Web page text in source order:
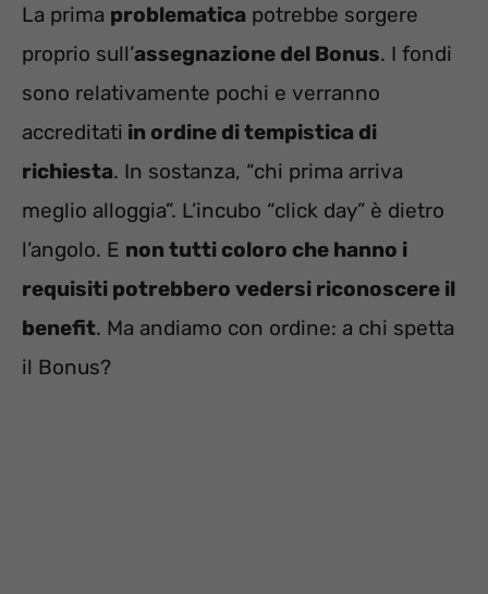
La prima problematica potrebbe sorgere
proprio sull’assegnazione del Bonus. I fondi
sono relativamente pochi e verranno
accreditati in ordine di tempistica di
richiesta. In sostanza, “chi prima arriva
meglio alloggia”. L’incubo “click day” è dietro
l’angolo. E non tutti coloro che hanno i
requisiti potrebbero vedersi riconoscere il
benefit. Ma andiamo con ordine: a chi spetta
il Bonus?